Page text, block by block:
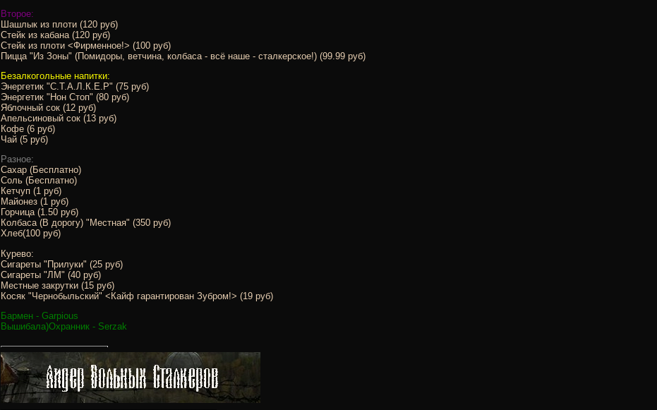
Второе:
Шашлык из плоти (120 руб)
Стейк из кабана (120 руб)
Стейк из плоти <Фирменное!> (100 руб)
Пицца "Из Зоны" (Помидоры, ветчина, колбаса - всё наше - сталкерское!) (99.99 руб)
Безалкогольные напитки:
Энергетик "С.Т.А.Л.К.Е.Р" (75 руб)
Энергетик "Нон Стоп" (80 руб)
Яблочный сок (12 руб)
Апельсиновый сок (13 руб)
Кофе (6 руб)
Чай (5 руб)
Разное:
Сахар (Бесплатно)
Соль (Бесплатно)
Кетчуп (1 руб)
Майонез (1 руб)
Горчица (1.50 руб)
Колбаса (В дорогу) "Местная" (350 руб)
Хлеб(100 руб)
Курево:
Сигареты "Прилуки" (25 руб)
Сигареты "ЛМ" (40 руб)
Местные закрутки (15 руб)
Косяк "Чернобыльский" <Кайф гарантирован Зубром!> (19 руб)
Бармен - Garpious
Вышибала)Охранник - Serzak